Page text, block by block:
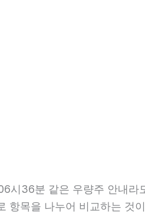
시36분 같은 우량주 안내라
항목을 나누어 비교하는 것